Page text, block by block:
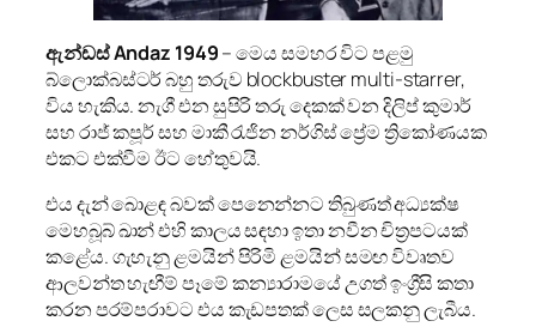
ඇන්ඩස් Andaz 1949– මෙය සමහර විට පළමු
බ්ලොක්බස්ටර් බහු තරුව blockbuster multi-starrer,
විය හැකිය. නැගී එන සුපිරි තරු දෙකක් වන දිලිප් කුමාර්
සහ රාජ් කපූර් සහ මාකී රැජින නර්ගිස් ප්‍රේම ත්‍රිකෝණයක
එකට එක්වීම ඊට හේතුවයි.
එය දැන් බොළඳ බවක් පෙනෙන්නට තිබුණත් අධ්‍යක්ෂ
මෙහබූබ් ඛාන් එහි කාලය සඳහා ඉතා නවීන චිත්‍රපටයක්
කළේය. ගැහැනු ළමයින් පිරිමි ළමයින් සමඟ විවෘතව
ආලවන්ත හැඟීම් පෑමේ කන්‍යාරාමයේ උගත් ඉංග්‍රීසි කතා
කරන පරම්පරාවට එය කැඩපතක් ලෙස සලකනු ලැබීය.